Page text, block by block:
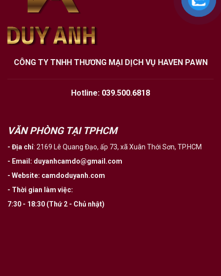
CÔNG TY TNHH THƯƠNG MẠI DỊCH VỤ HAVEN PAWN
Hotline: 039.500.6818
VĂN PHÒNG TẠI TPHCM
- Địa chỉ: 2169 Lê Quang Đạo, ấp 73, xã Xuân Thới Sơn, TP.HCM
- Email : duyanhcamdo@gmail.com
- Website: camdoduyanh.com
- Thời gian làm việc:
7:30 - 18:30 (Thứ 2 - Chủ nhật)